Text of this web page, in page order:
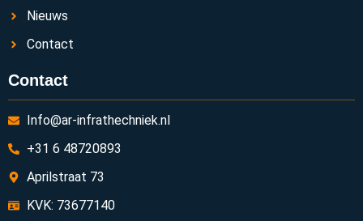
Nieuws
Contact
Contact
Info@ar-infrathechniek.nl
+31 6 48720893
Aprilstraat 73
KVK: 73677140